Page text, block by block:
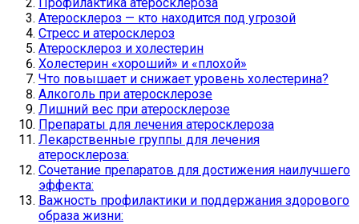
Атеросклероз — кто находится под угрозой
Стресс и атеросклероз
Атеросклероз и холестерин
Холестерин «хороший» и «плохой»
Что повышает и снижает уровень холестерина?
Алкоголь при атеросклерозе
Лишний вес при атеросклерозе
Препараты для лечения атеросклероза
Лекарственные группы для лечения
атеросклероза:
Сочетание препаратов для достижения наилучшего
эффекта:
Важность профилактики и поддержания здорового
образа жизни: